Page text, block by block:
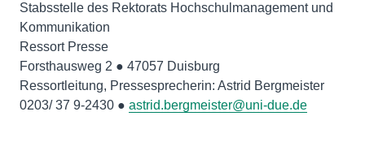
Stabsstelle des Rektorats Hochschulmanagement und
Kommunikation
Ressort Presse
Forsthausweg 2 ● 47057 Duisburg
Ressortleitung, Pressesprecherin: Astrid Bergmeister
0203/ 37 9-2430 ● astrid.bergmeister@uni-due.de